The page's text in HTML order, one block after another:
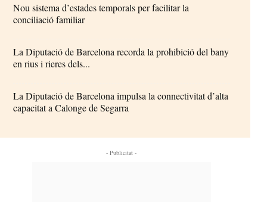
Nou sistema d’estades temporals per facilitar la
conciliació familiar
La Diputació de Barcelona recorda la prohibició del bany
en rius i rieres dels...
La Diputació de Barcelona impulsa la connectivitat d’alta
capacitat a Calonge de Segarra
- Publicitat -